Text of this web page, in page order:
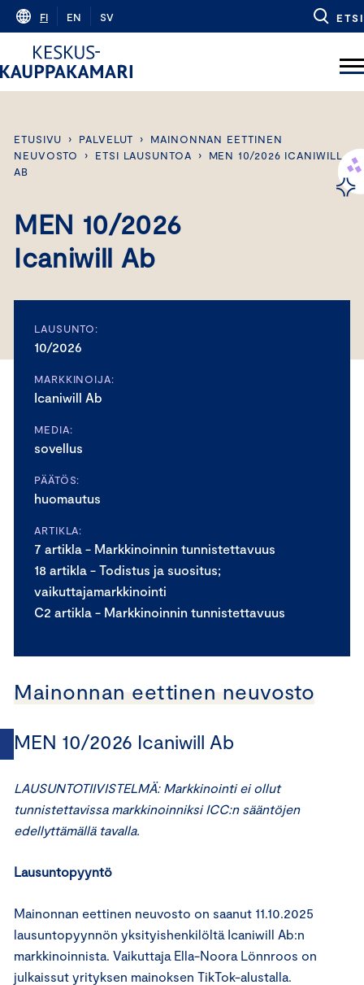
Skip
content
FI EN SV ETSI
ETUSIVU › PALVELUT ›
MAINONNAN EETTINEN
NEUVOSTO
› ETSI LAUSUNTOA ›
MEN 10/2026 ICANIWILL
AB
MEN 10/2026
Icaniwill Ab
LAUSUNTO:
10/2026
MARKKINOIJA:
Icaniwill Ab
MEDIA:
sovellus
PÄÄTÖS:
huomautus
ARTIKLA:
7 artikla - Markkinoinnin tunnistettavuus
18 artikla - Todistus ja suositus;
vaikuttajamarkkinointi
C2 artikla - Markkinoinnin tunnistettavuus
Mainonnan eettinen neuvosto
MEN 10/2026 Icaniwill Ab
LAUSUNTOTIIVISTELMÄ: Markkinointi ei ollut
tunnistettavissa markkinoinniksi ICC:n sääntöjen
edellyttämällä tavalla.
Lausuntopyyntö
Mainonnan eettinen neuvosto on saanut 11.10.2025
lausuntopyynnön yksityishenkilöltä Icaniwill Ab:n
markkinoinnista. Vaikuttaja Ella-Noora Lönnroos on
julkaissut yrityksen mainoksen TikTok-alustalla.